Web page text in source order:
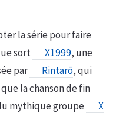
la série pour faire
sort
X1999, une
par
Rintarō, qui
la chanson de fin
mythique groupe
X